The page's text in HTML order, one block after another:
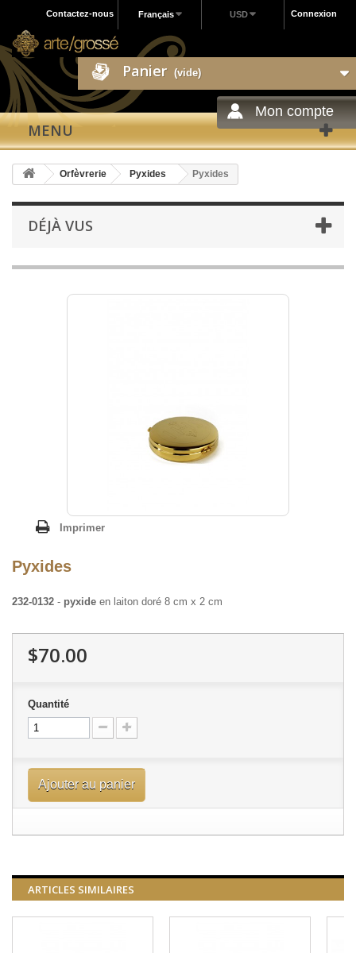
Connexion
USD
Français
Contactez-nous
Panier (vide)
Mon compte
MENU
Orfèvrerie Pyxides Pyxides
DÉJÀ VUS
Imprimer
Pyxides
232-0132 - pyxide en laiton doré 8 cm x 2 cm
$70.00
Quantité
Ajouter au panier
ARTICLES SIMILAIRES